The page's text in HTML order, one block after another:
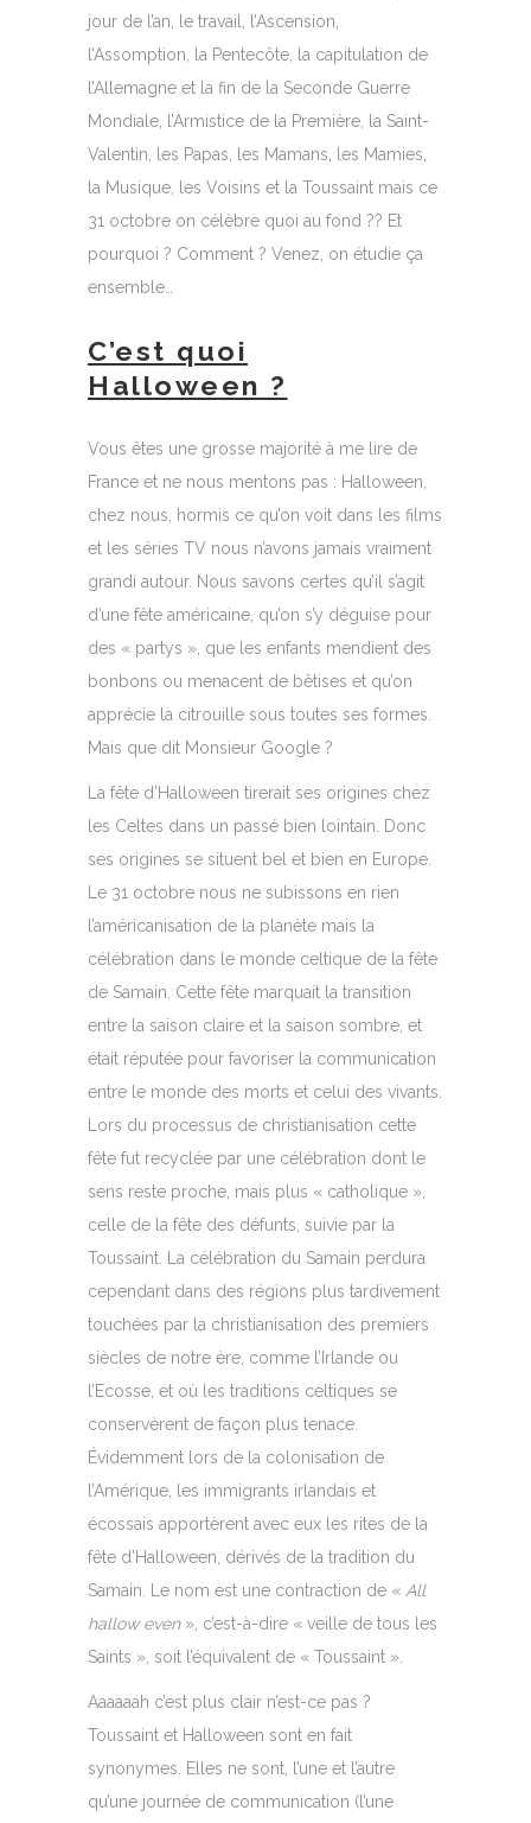
jour de l’an, le travail, l’Ascension,
l’Assomption, la Pentecôte, la capitulation de
l’Allemagne et la fin de la Seconde Guerre
Mondiale, l’Armistice de la Première, la Saint-
Valentin, les Papas, les Mamans, les Mamies,
la Musique, les Voisins et la Toussaint mais ce
31 octobre on célèbre quoi au fond ?? Et
pourquoi ? Comment ? Venez, on étudie ça
ensemble…
C’est quoi
Halloween ?
Vous êtes une grosse majorité à me lire de
France et ne nous mentons pas : Halloween,
chez nous, hormis ce qu’on voit dans les films
et les séries TV nous n’avons jamais vraiment
grandi autour. Nous savons certes qu’il s’agit
d’une fête américaine, qu’on s’y déguise pour
des « partys », que les enfants mendient des
bonbons ou menacent de bêtises et qu’on
apprécie la citrouille sous toutes ses formes.
Mais que dit Monsieur Google ?
La fête d’Halloween tirerait ses origines chez
les Celtes dans un passé bien lointain. Donc
ses origines se situent bel et bien en Europe.
Le 31 octobre nous ne subissons en rien
l’américanisation de la planète mais la
célébration dans le monde celtique de la fête
de Samain. Cette fête marquait la transition
entre la saison claire et la saison sombre, et
était réputée pour favoriser la communication
entre le monde des morts et celui des vivants.
Lors du processus de christianisation cette
fête fut recyclée par une célébration dont le
sens reste proche, mais plus « catholique »,
celle de la fête des défunts, suivie par la
Toussaint. La célébration du Samain perdura
cependant dans des régions plus tardivement
touchées par la christianisation des premiers
siècles de notre ère, comme l’Irlande ou
l’Ecosse, et où les traditions celtiques se
conservèrent de façon plus tenace.
Évidemment lors de la colonisation de
l’Amérique, les immigrants irlandais et
écossais apportèrent avec eux les rites de la
fête d’Halloween, dérivés de la tradition du
Samain. Le nom est une contraction de « All
hallow even», c’est-à-dire « veille de tous les
Saints », soit l’équivalent de « Toussaint ».
Aaaaaah c’est plus clair n’est-ce pas ?
Toussaint et Halloween sont en fait
synonymes. Elles ne sont, l’une et l’autre
qu’une journée de communication (l’une